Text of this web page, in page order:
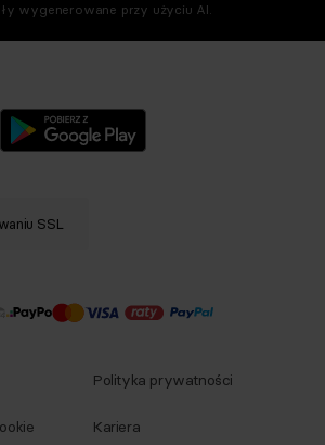
wygenerowane przy użyciu AI.
SSL
Polityka prywatności
Kariera